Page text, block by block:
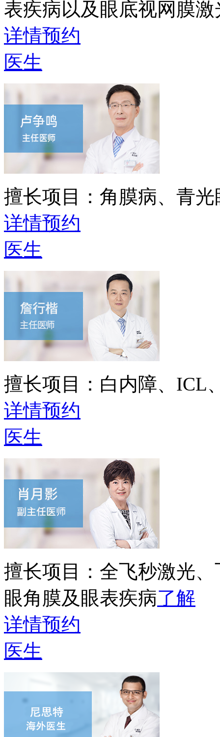
表疾病以及眼底视网膜激
详情预约
医生
擅长项目： 角膜病、青
详情预约
医生
擅长项目： 白内障、ICL
详情预约
医生
擅长项目： 全飞秒激光
眼角膜及眼表疾病了解
详情预约
医生